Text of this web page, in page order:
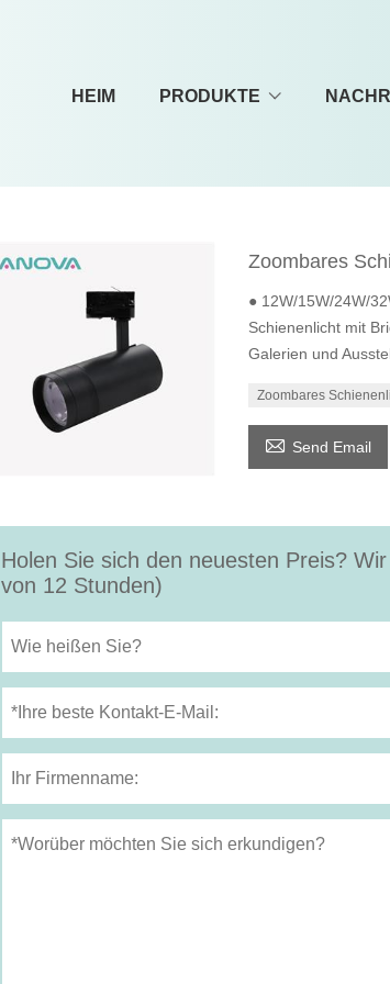
HEIM PRODUKTE
Zoombares
● 12W/15W/24W/
Schienenlicht mit
Galerien und
Zoombares
 Send Email
Holen Sie sich den neuesten Preis?
von 12 Stunden)